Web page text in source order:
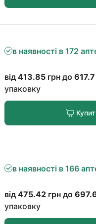
в наявності в 172
від 413.85грн до 617.7
упаковку
в наявності в 166
від 475.42грн до
упаковку